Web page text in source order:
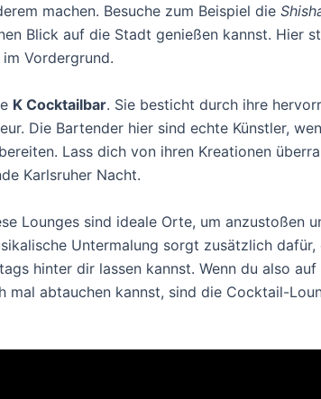
machen. Besuche zum Beispiel die
Blick auf die Stadt genießen kannst. Hier
Vordergrund.
K Cocktailbar. Sie besticht durch ihre
Die Bartender hier sind echte Künstler,
Lass dich von ihren Kreationen
Karlsruher Nacht.
Lounges sind ideale Orte, um anzustoßen
Untermalung sorgt zusätzlich dafür,
hinter dir lassen kannst. Wenn du also auf
mal abtauchen kannst, sind die Cocktail-